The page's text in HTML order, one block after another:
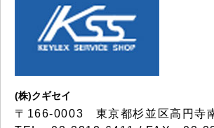
(株)クギセイ
〒166-0003 東京都杉並区高円寺